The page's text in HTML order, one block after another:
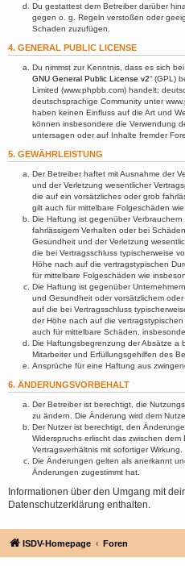
Du gestattest dem Betreiber darüber
gegen o. g. Regeln verstoßen oder
Schaden zuzufügen.
4. GENERAL PUBLIC LICENSE
Du nimmst zur Kenntnis, dass es sich
GNU General Public License v2“ (GPL)
Limited (www.phpbb.com) handelt;
deutschsprachige Community unter
haben keinen Einfluss auf die Art und
können insbesondere die Verwendung
untersagen oder auf Inhalte fremder
5. GEWÄHRLEISTUNG
Der Betreiber haftet mit Ausnahme der
und der Verletzung wesentlicher
die auf ein vorsätzliches oder grob
gilt auch für mittelbare Folgeschäden
Die Haftung ist gegenüber
fahrlässigem Verhalten oder bei
Gesundheit und der Verletzung
die bei Vertragsschluss typischerweise
Höhe nach auf die vertragstypischen
für mittelbare Folgeschäden wie
Die Haftung ist gegenüber
und Gesundheit oder vorsätzlichem
auf die bei Vertragsschluss
der Höhe nach auf die
auch für mittelbare Schäden,
Die Haftungsbegrenzung der Absätze a
Mitarbeiter und Erfüllungsgehilfen des
Ansprüche für eine Haftung aus
6. ÄNDERUNGSVORBEHALT
Der Betreiber ist berechtigt, die
zu ändern. Die Änderung wird dem
Der Nutzer ist berechtigt, den
Widerspruchs erlischt das zwischen
Vertragsverhältnis mit sofortiger Wirkung.
Die Änderungen gelten als anerkannt
Änderungen zugestimmt hat.
Informationen über den Umgang mit
Datenschutzerklärung enthalten.
ISDV-Homepage Foren